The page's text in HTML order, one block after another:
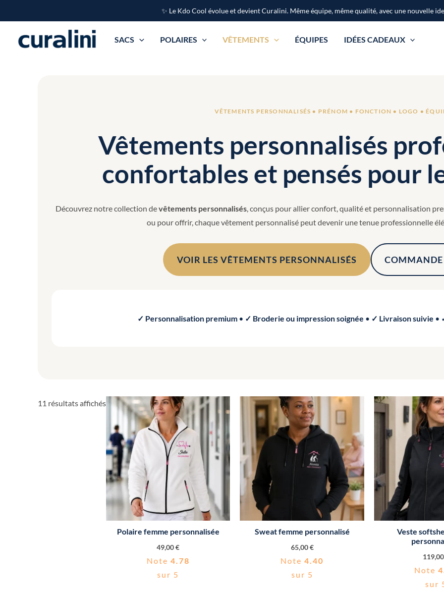
au
contenu
✨ Le Kdo Cool évolue et devient Curalini. Même équipe, même qualité, avec une nouvelle
SACS POLAIRES VÊTEMENTS ÉQUIPES IDÉES CADEAUX
VÊTEMENTS PERSONNALISÉS • PRÉNOM • FONCTION • LOGO •
Vêtements personnalisés
confortables et pensés pour
Découvrez notre collection devêtements personnalisés, conçus pour allier confort, qualité et personnalisation
ou pour offrir, chaque vêtement personnalisé peut devenir une tenue professionnelle
VOIR LES VÊTEMENTS PERSONNALISÉS COMMANDE
✓ Personnalisation premium• ✓ Broderie ou impression soignée • ✓ Livraison suivie •
11 résultats affichésTrié
popularité
Polaire femme personnalisée
49,00€
Note 4.78
sur 5
Sweat femme personnalisé
65,00€
Note4.40
sur 5
Veste
119,00
Note
sur